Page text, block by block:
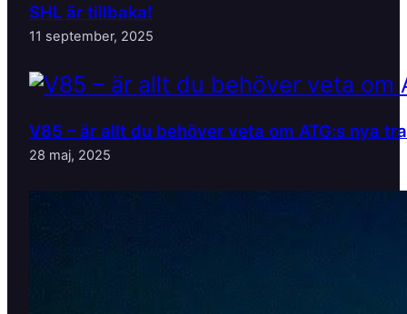
SHL är tillbaka!
11 september, 2025
V85 – är allt du behöver veta om ATG:s nya
28 maj, 2025